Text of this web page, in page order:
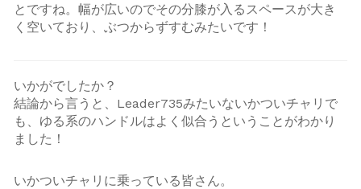
とですね。幅が広いのでその分膝が入るスペースが大き
く空いており、ぶつからずすむみたいです！
いかがでしたか？
結論から言うと、Leader735みたいないかついチャリで
も、ゆる系のハンドルはよく似合うということがわかり
ました！
いかついチャリに乗っている皆さん。